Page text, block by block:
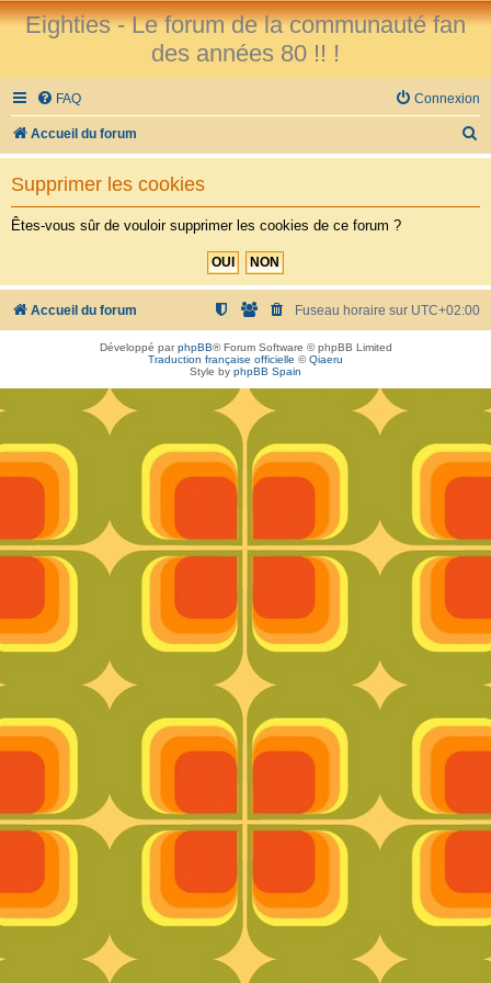
Eighties - Le forum de la communauté fan
des années 80 !! !
FAQ Connexion
Accueil du forum
e
h
r
Supprimer les cookies
Êtes-vous sûr de vouloir supprimer les cookies de ce forum ?
Accueil du forum Fuseau horaire sur UTC+02:00
Développé parphpBB® Forum Software © phpBB Limited
Traduction française officielle ©Qiaeru
Style by phpBB Spain